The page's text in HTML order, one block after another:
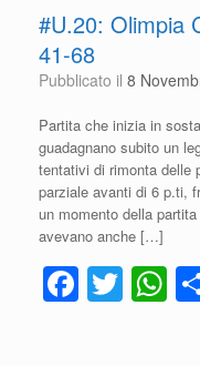
#U.20: Olimpia
41-68
Pubblicato il 8
Partita che inizia in
guadagnano subito un
tentativi di rimonta delle
parziale avanti di 6 p.ti,
un momento della
avevano anche […]
F
a
T
wi
W
h